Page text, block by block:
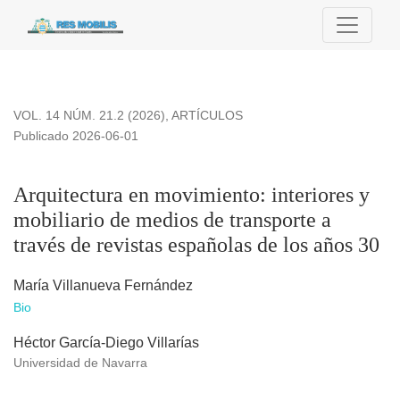
VOL. 14 NÚM. 21.2 (2026), ARTÍCULOS
Arquitectura en movimiento: interiores y
mobiliario de medios de transporte a
través de revistas españolas de los años 30
Publicado 2026-06-01
María Villanueva Fernández
Bio
Héctor García-Diego Villarías
Universidad de Navarra